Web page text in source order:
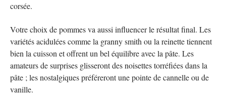
corsée.
Votre choix de pommes va aussi influencer le résultat final. Les
variétés acidulées comme la granny smith ou la reinette tiennent
bien la cuisson et offrent un bel équilibre avec la pâte. Les
amateurs de surprises glisseront des noisettes torréfiées dans la
pâte ; les nostalgiques préféreront une pointe de cannelle ou de
vanille.